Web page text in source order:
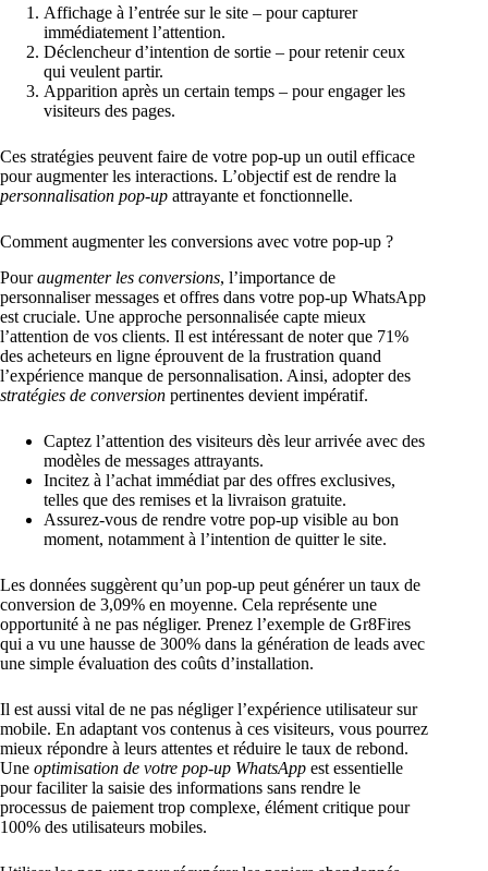
Affichage à l’entrée sur le site – pour capturer
immédiatement l’attention.
Déclencheur d’intention de sortie – pour retenir ceux
qui veulent partir.
Apparition après un certain temps – pour engager les
visiteurs des pages.
Ces stratégies peuvent faire de votre pop-up un outil efficace
pour augmenter les interactions. L’objectif est de rendre la
personnalisation pop-up attrayante et fonctionnelle.
Comment augmenter les conversions avec votre pop-up ?
Pouraugmenter les conversions, l’importance de
personnaliser messages et offres dans votre pop-up WhatsApp
est cruciale. Une approche personnalisée capte mieux
l’attention de vos clients. Il est intéressant de noter que 71%
des acheteurs en ligne éprouvent de la frustration quand
l’expérience manque de personnalisation. Ainsi, adopter des
stratégies de conversion pertinentes devient impératif.
Captez l’attention des visiteurs dès leur arrivée avec des
modèles de messages attrayants.
Incitez à l’achat immédiat par des offres exclusives,
telles que des remises et la livraison gratuite.
Assurez-vous de rendre votre pop-up visible au bon
moment, notamment à l’intention de quitter le site.
Les données suggèrent qu’un pop-up peut générer un taux de
conversion de 3,09% en moyenne. Cela représente une
opportunité à ne pas négliger. Prenez l’exemple de Gr8Fires
qui a vu une hausse de 300% dans la génération de leads avec
une simple évaluation des coûts d’installation.
Il est aussi vital de ne pas négliger l’expérience utilisateur sur
mobile. En adaptant vos contenus à ces visiteurs, vous pourrez
mieux répondre à leurs attentes et réduire le taux de rebond.
Une optimisation de votre pop-up WhatsApp est essentielle
pour faciliter la saisie des informations sans rendre le
processus de paiement trop complexe, élément critique pour
100% des utilisateurs mobiles.